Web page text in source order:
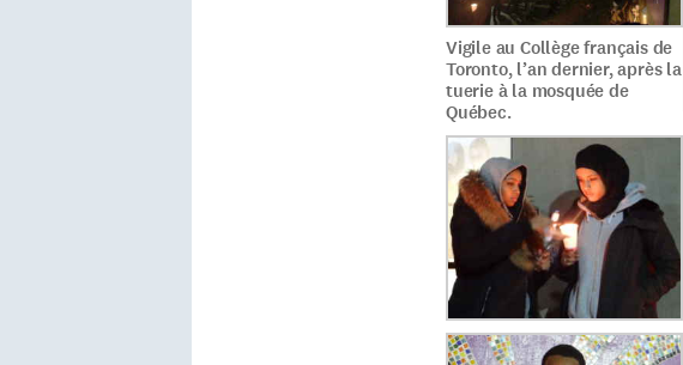
Vigile au Collège français de
Toronto, l’an dernier, après la
tuerie à la mosquée de
Québec.